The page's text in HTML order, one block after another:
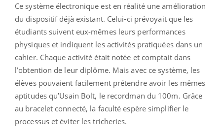
Ce système électronique est en réalité une amélioration
du dispositif déjà existant. Celui-ci prévoyait que les
étudiants suivent eux-mêmes leurs performances
physiques et indiquent les activités pratiquées dans un
cahier. Chaque activité était notée et comptait dans
l’obtention de leur diplôme. Mais avec ce système, les
élèves pouvaient facilement prétendre avoir les mêmes
aptitudes qu’Usain Bolt, le recordman du 100m. Grâce
au bracelet connecté, la faculté espère simplifier le
processus et éviter les tricheries.